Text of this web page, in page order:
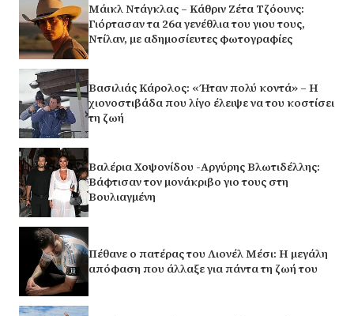
Μάικλ Ντάγκλας – Κάθριν Ζέτα Τζόουνς:
Γιόρτασαν τα 26α γενέθλια του γιου τους,
Ντίλαν, με αδημοσίευτες φωτογραφίες
Βασιλιάς Κάρολος: «Ήταν πολύ κοντά» – Η
χιονοστιβάδα που λίγο έλειψε να του κοστίσει
τη ζωή
Βαλέρια Χοψονίδου -Αργύρης Βλωτιδέλλης:
Βάφτισαν τον μονάκριβο γιο τους στη
Βουλιαγμένη
Πέθανε ο πατέρας του Λιονέλ Μέσι: Η μεγάλη
απόφαση που άλλαξε για πάντα τη ζωή του